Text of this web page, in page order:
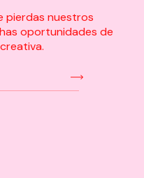
pierdas nuestros
oportunidades de